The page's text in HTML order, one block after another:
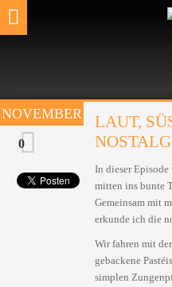
NOVEMBER
0
LAUT,
In dieser
mitten ins bunte
Gemeinsam mit
erkunde ich die
Wir fahren mit
gebackene
simplen